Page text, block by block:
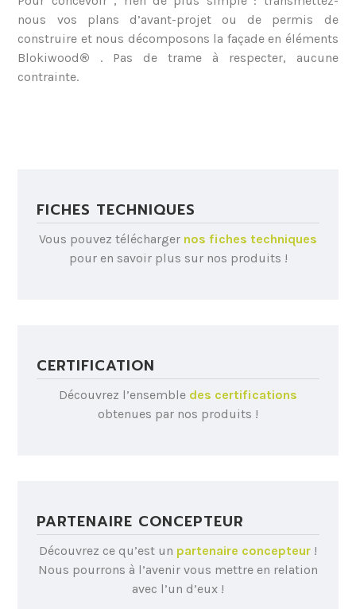
nous vos plans d’avant-projet ou de permis de
construire et nous décomposons la façade en éléments
Blokiwood® . Pas de trame à respecter, aucune
contrainte.
FICHES TECHNIQUES
Vous pouvez télécharger nos fiches techniques
pour en savoir plus sur nos produits !
CERTIFICATION
Découvrez l’ensemble des certifications
obtenues par nos produits !
PARTENAIRE CONCEPTEUR
Découvrez ce qu’est un partenaire concepteur !
Nous pourrons à l’avenir vous mettre en relation
avec l’un d’eux !